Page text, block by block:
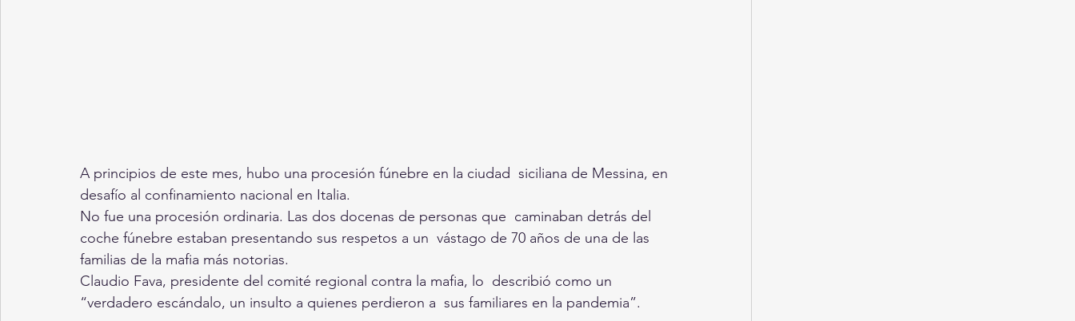
A principios de este mes, hubo una procesión fúnebre en la ciudad  siciliana de Messina, en
desafío al confinamiento nacional en Italia.
No fue una procesión ordinaria. Las dos docenas de personas que  caminaban detrás del
coche fúnebre estaban presentando sus respetos a un  vástago de 70 años de una de las
familias de la mafia más notorias.
Claudio Fava, presidente del comité regional contra la mafia, lo  describió como un
“verdadero escándalo, un insulto a quienes perdieron a  sus familiares en la pandemia”.